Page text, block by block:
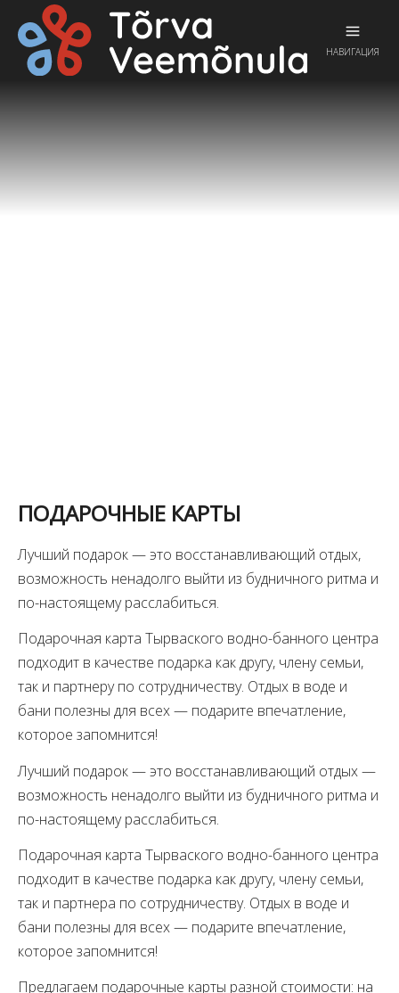
НАВИГАЦИЯ
ПОДАРОЧНЫЕ КАРТЫ
Лучший подарок — это восстанавливающий отдых,
возможность ненадолго выйти из будничного ритма и
по-настоящему расслабиться.
Подарочная карта Тырваского водно-банного центра
подходит в качестве подарка как другу, члену семьи,
так и партнеру по сотрудничеству. Отдых в воде и
бани полезны для всех — подарите впечатление,
которое запомнится!
Лучший подарок — это восстанавливающий отдых —
возможность ненадолго выйти из будничного ритма и
по-настоящему расслабиться.
Подарочная карта Тырваского водно-банного центра
подходит в качестве подарка как другу, члену семьи,
так и партнера по сотрудничеству. Отдых в воде и
бани полезны для всех — подарите впечатление,
которое запомнится!
Предлагаем подарочные карты разной стоимости: на